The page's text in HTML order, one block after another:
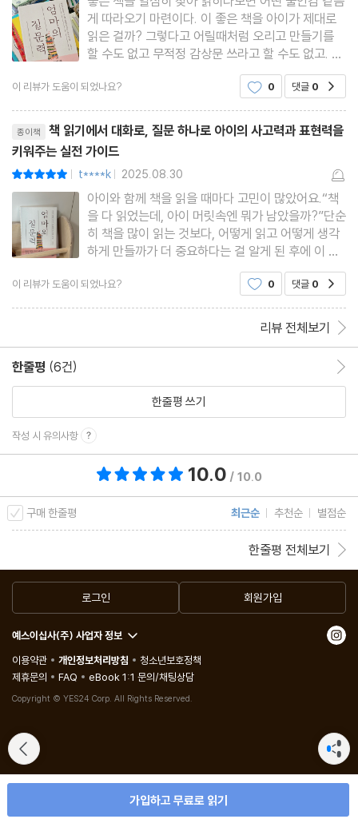
에필로그 아이에게 다정한 한마디를 건네주세요
참고 도서
게 따라오기 마련이다. 이 좋은 책을 아이가 제대로
읽은 걸까? 그렇다고 어릴때처럼 오리고 만들기를
할 수도 없고 무적정 감상문 쓰라고 할 수도 없고. 그
럴 때 이 책을 보면 된다. 좋은 질문은 아이를 깨우고
책과의 깊은 이야기를 가능하게 한다 구체적인 방법
들이 나와 있어서 한책한질문 하면 된다. 제미있었
어? 뻔한 질문에서
이 리뷰가 도움이 되었나요? 0 댓글 0
종이책
책 읽기에서 대화로, 질문 하나로 아이의 사고력과 표현력을
키워주는 실전 가이드
| t****k | 2025.08.30
아이와 함께 책을 읽을 때마다 고민이 많았어요.“책
을 다 읽었는데, 아이 머릿속엔 뭐가 남았을까?”단순
히 책을 많이 읽는 것보다, 어떻게 읽고 어떻게 생각
하게 만들까가 더 중요하다는 걸 알게 된 후에 이 책
을 읽게 되었어요.『엄마의 질문력』은 아이와 책을 매
개로 생각을 확장하는 방법을 알려주는 책이에요.단
이 리뷰가 도움이 되었나요? 0 댓글 0
리뷰 전체보기
한줄평 (6건)
한줄평 쓰기
작성 시 유의사항
10.0 / 10.0
구매 한줄평 최근순 추천순 별점순
한줄평 전체보기
가입하고 무료로 읽기
로그인 회원가입
예스이십사(주) 사업자 정보
이용약관
개인정보처리방침
청소년보호정책
제휴문의
FAQ eBook 1:1 문의/채팅상담
Copyright © YES24 Corp. All Rights Reserved.